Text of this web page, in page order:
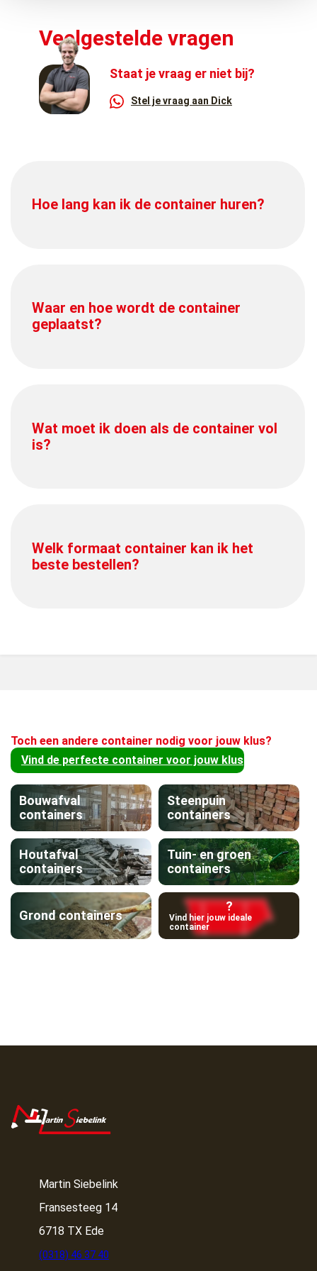
Veelgestelde vragen
Staat je vraag er niet bij?
Stel je vraag aan Dick
Hoe lang kan ik de container huren?
Waar en hoe wordt de container
geplaatst?
Wat moet ik doen als de container vol
is?
Welk formaat container kan ik het
beste bestellen?
Toch een andere container nodig voor jouw klus?
Vind de perfecte container voor jouw klus
Bouwafval
containers
Steenpuin
containers
Houtafval
containers
Tuin- en groen
containers
Grond containers
?
Vind hier jouw ideale
container
Martin Siebelink
Fransesteeg 14
6718 TX Ede
(0318) 46 37 40